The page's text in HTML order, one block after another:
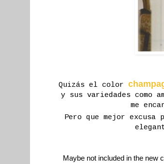
Quizás el color
y sus variedades como
me
Pero que mejor excusa
Maybe not included in the new